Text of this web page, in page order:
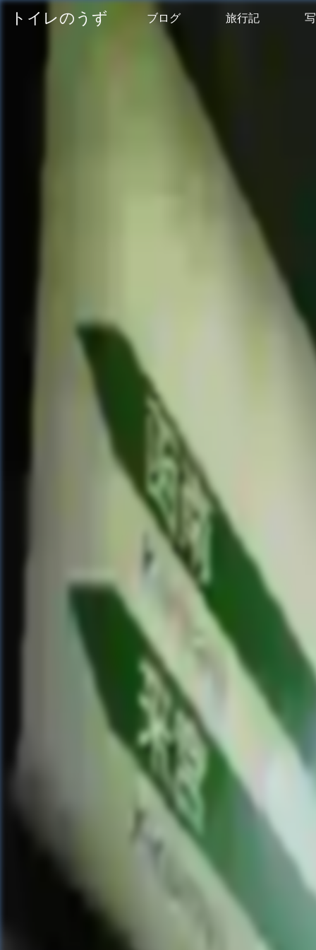
トイレのうず ブログ 旅行記